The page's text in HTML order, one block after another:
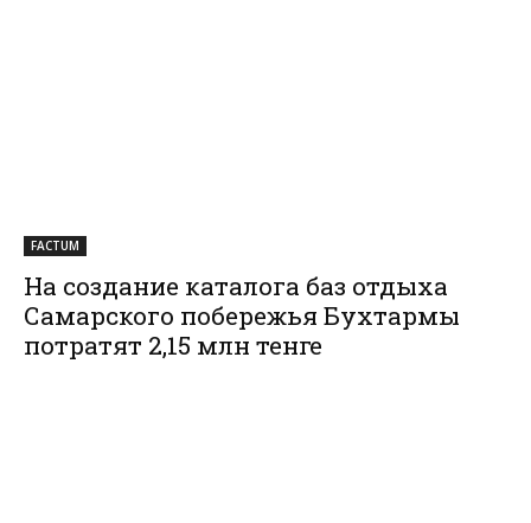
FACTUM
На создание каталога баз отдыха
Самарского побережья Бухтармы
потратят 2,15 млн тенге